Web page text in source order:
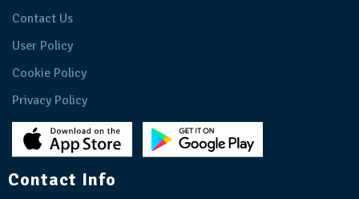
Contact Us
User Policy
Cookie Policy
Privacy Policy
Contact Info